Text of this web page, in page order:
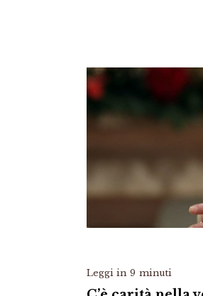
Leggi in 9 minuti